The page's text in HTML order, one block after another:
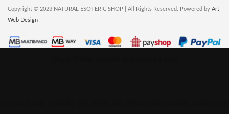
Copyright © 2023 NATURAL ESOTERIC SHOP | All Rights Reserved. Powered by Art
Web Design